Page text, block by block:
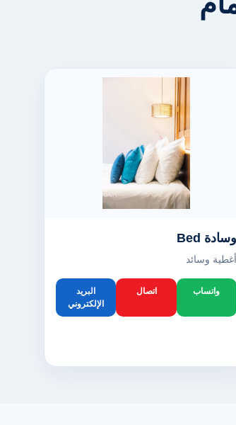
وسادة Bed
أغطية وسائد
واتساب اتصال
البريد
الإلكتروني